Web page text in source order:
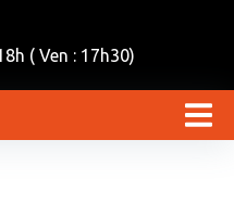
( Ven : 17h30)